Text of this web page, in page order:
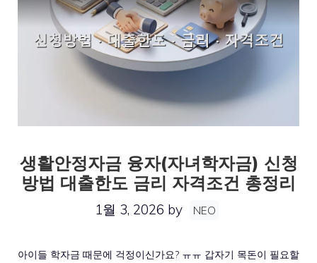
생활안정자금 융자(자녀학자금) 신청
방법 대출한도 금리 자격조건 총정리
1월 3, 2026 by NEO
아이들 학자금 때문에 걱정이신가요? ㅠㅠ 갑자기 목돈이 필요할